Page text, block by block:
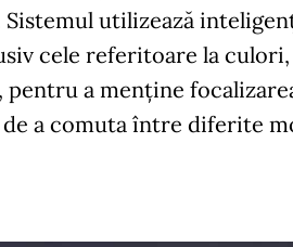
utilizează
cele referitoare la
a menține
a comuta între diferite